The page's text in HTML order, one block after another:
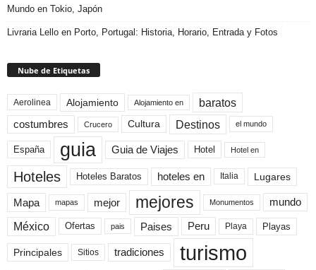
Mundo en Tokio, Japón
Livraria Lello en Porto, Portugal: Historia, Horario, Entrada y Fotos
Nube de Etiquetas
Aerolinea Alojamiento Alojamiento en baratos
costumbres Crucero Cultura Destinos el mundo
España guia Guia de Viajes Hotel Hotel en
Hoteles Hoteles Baratos hoteles en Italia Lugares
Mapa mapas mejor mejores Monumentos mundo
México Ofertas pais Paises Peru Playa Playas
Principales Sitios tradiciones turismo